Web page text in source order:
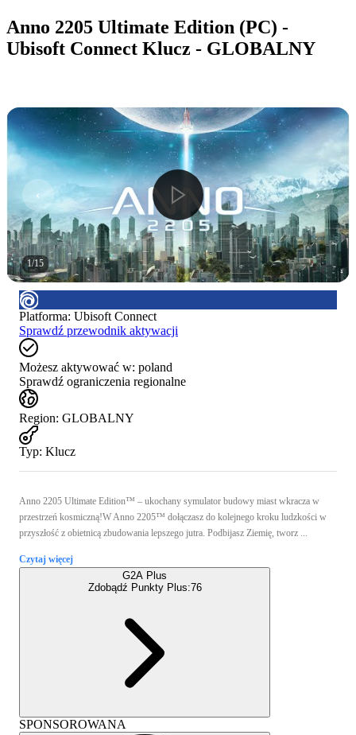
Anno 2205 Ultimate Edition (PC) -
Ubisoft Connect Klucz - GLOBALNY
1/15
Platforma: Ubisoft Connect
Sprawdź przewodnik aktywacji
Możesz aktywować w: poland
Sprawdź ograniczenia regionalne
Region: GLOBALNY
Typ: Klucz
Anno 2205 Ultimate Edition™ – ukochany symulator budowy miast wkracza w
przestrzeń kosmiczną!W Anno 2205™ dołączasz do kolejnego kroku ludzkości w
przyszłość z obietnicą zbudowania lepszego jutra. Podbijasz Ziemię, tworz ...
Czytaj więcej
G2A Plus
Zdobądź Punkty Plus:76
SPONSOROWANA